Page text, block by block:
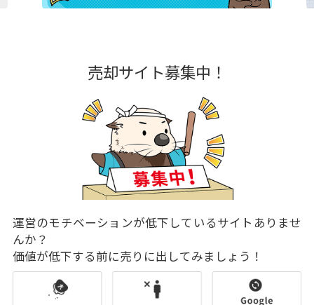
売却サイト募集中！
運営のモチベーションが低下しているサイトありませ
んか？
価値が低下する前に売りに出してみましょう！